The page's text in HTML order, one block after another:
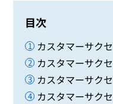
目次
カスタマーサク
カスタマーサク
カスタマーサク
カスタマーサク